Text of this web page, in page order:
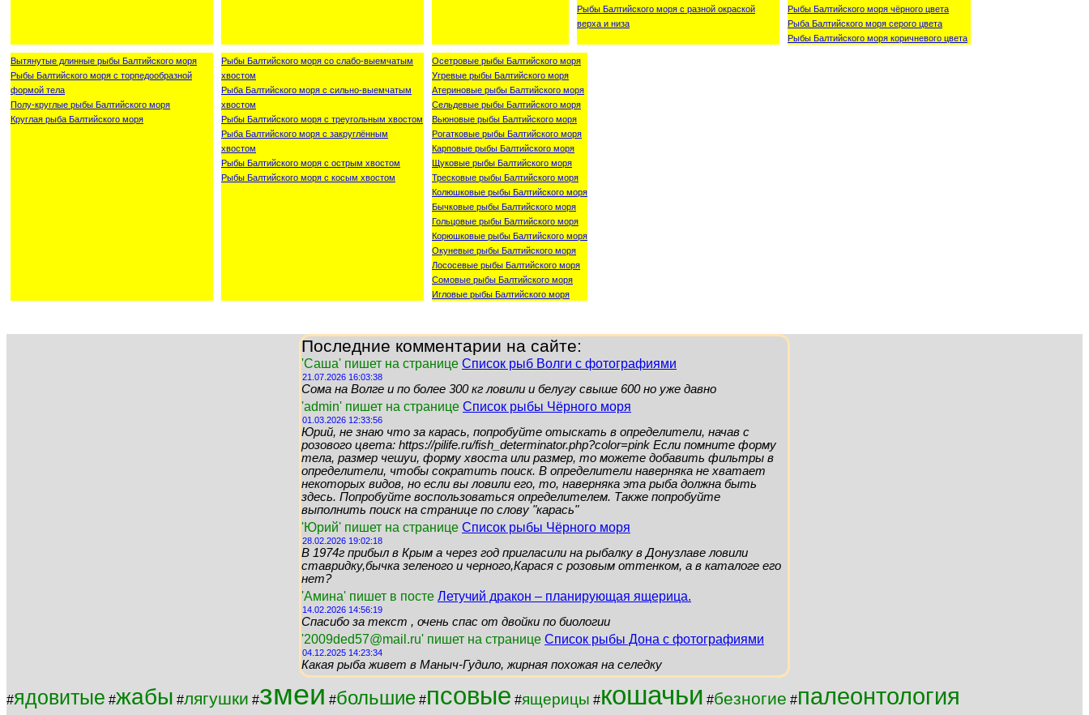
Рыбы Балтийского моря с разной окраской
верха и низа
Рыбы Балтийского моря чёрного цвета
Рыба Балтийского моря серого цвета
Рыбы Балтийского моря коричневого цвета
Вытянутые длинные рыбы Балтийского моря
Рыбы Балтийского моря с торпедообразной
формой тела
Полу-круглые рыбы Балтийского моря
Круглая рыба Балтийского моря
Рыбы Балтийского моря со слабо-выемчатым
хвостом
Рыба Балтийского моря с сильно-выемчатым
хвостом
Рыбы Балтийского моря с треугольным хвостом
Рыба Балтийского моря с закруглённым
хвостом
Рыбы Балтийского моря с острым хвостом
Рыбы Балтийского моря с косым хвостом
Осетровые рыбы Балтийского моря
Угревые рыбы Балтийского моря
Атериновые рыбы Балтийского моря
Сельдевые рыбы Балтийского моря
Вьюновые рыбы Балтийского моря
Рогатковые рыбы Балтийского моря
Карповые рыбы Балтийского моря
Щуковые рыбы Балтийского моря
Тресковые рыбы Балтийского моря
Колюшковые рыбы Балтийского моря
Бычковые рыбы Балтийского моря
Гольцовые рыбы Балтийского моря
Корюшковые рыбы Балтийского моря
Окуневые рыбы Балтийского моря
Лососевые рыбы Балтийского моря
Сомовые рыбы Балтийского моря
Игловые рыбы Балтийского моря
Последние комментарии на сайте:
'Саша' пишет на странице Список рыб Волги с фотографиями
21.07.2026 16:03:38
Сома на Волге и по более 300 кг ловили и белугу свыше 600 но уже давно
'admin' пишет на странице Список рыбы Чёрного моря
01.03.2026 12:33:56
Юрий, не знаю что за карась, попробуйте отыскать в определители, начав с
розового цвета: https://pilife.ru/fish_determinator.php?color=pink Если помните форму
тела, размер чешуи, форму хвоста или размер, то можете добавить фильтры в
определители, чтобы сократить поиск. В определители наверняка не хватает
некоторых видов, но если вы ловили его, то, наверняка эта рыба должна быть
здесь. Попробуйте воспользоваться определителем. Также попробуйте
выполнить поиск на странице по слову "карась"
'Юрий' пишет на странице Список рыбы Чёрного моря
28.02.2026 19:02:18
В 1974г прибыл в Крым а через год пригласили на рыбалку в Донузлаве ловили
ставридку,бычка зеленого и черного,Карася с розовым оттенком, а в каталоге его
нет?
'Амина' пишет в посте Летучий дракон – планирующая ящерица.
14.02.2026 14:56:19
Спасибо за текст , очень спас от двойки по биологии
'2009ded57@mail.ru' пишет на странице Список рыбы Дона с фотографиями
04.12.2025 14:23:34
Какая рыба живет в Маныч-Гудило, жирная похожая на селедку
#ядовитые #жабы #лягушки #змеи #большие #псовые #ящерицы #кошачьи #безногие #палеонтология